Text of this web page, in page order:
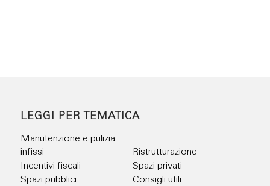
LEGGI PER TEMATICA
Manutenzione e pulizia
infissi
Ristrutturazione
Incentivi fiscali
Spazi privati
Spazi pubblici
Consigli utili